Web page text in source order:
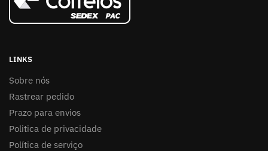
LINKS
Sobre nós
Rastrear pedido
Prazo para envios
Politica de privacidade
Política de serviço